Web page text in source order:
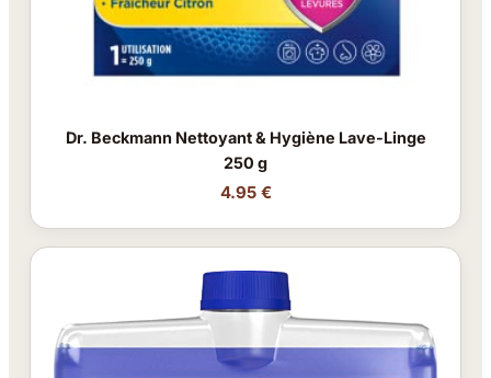
Dr. Beckmann Nettoyant & Hygiène Lave-Linge
250 g
4.95 €